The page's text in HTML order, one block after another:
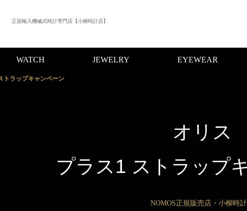
正規輸入機械式時計専門店【小柳時計店】
WATCH JEWELRY EYEWEAR
トラップキャンペーン
オリス
プラス1 ストラップ
NOMOS正規販売店・小柳時